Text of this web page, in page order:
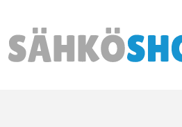
Päävalikko